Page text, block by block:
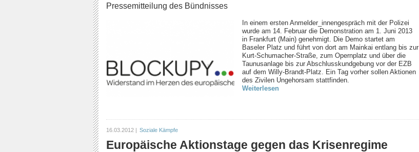
Pressemitteilung des Bündnisses
In einem ersten Anmelder_innengespräch mit der Polizei
wurde am 14. Februar die Demonstration am 1. Juni 2013
in Frankfurt (Main) genehmigt. Die Demo startet am
Baseler Platz und führt von dort am Mainkai entlang bis zur
Kurt-Schumacher-Straße, zum Opernplatz und über die
Taunusanlage bis zur Abschlusskundgebung vor der EZB
auf dem Willy-Brandt-Platz. Ein Tag vorher sollen Aktionen
des Zivilen Ungehorsam stattfinden.
Weiterlesen
16.03.2012 | Soziale Kämpfe
Europäische Aktionstage gegen das Krisenregime